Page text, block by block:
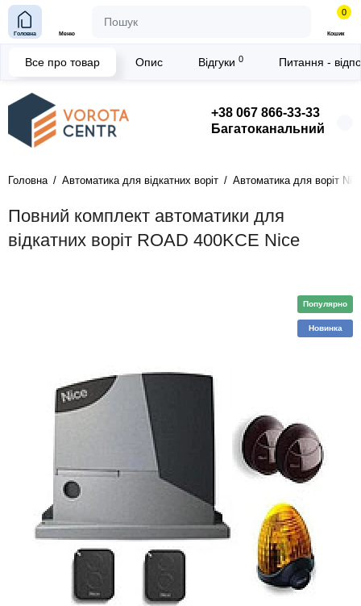
+38 067 866-33-33
Багатоканальний
Головна Меню
0
Кошик
Головна Автоматика для відкатних воріт Автоматика для воріт
Повний комплект автоматики для
відкатних воріт ROAD 400KCE Nice
Все про товар Опис Відгуки 0 Питання -
Популярно
Новинка